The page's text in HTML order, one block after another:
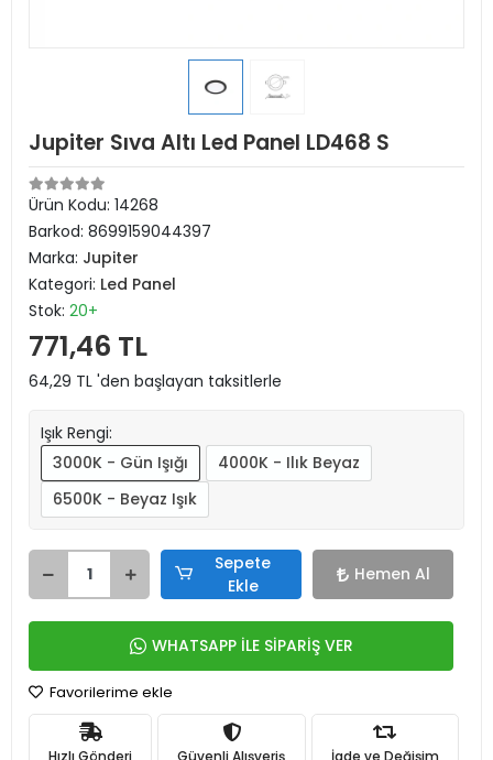
Jupiter Sıva Altı Led Panel LD468 S
Ürün Kodu: 14268
Barkod: 8699159044397
Marka: Jupiter
Kategori: Led Panel
Stok: 20+
771,46 TL
64,29 TL 'den başlayan taksitlerle
Işık Rengi:
3000K - Gün Işığı
4000K - Ilık Beyaz
6500K - Beyaz Işık
Sepete
Ekle
Hemen Al
WHATSAPP İLE SİPARİŞ VER
Favorilerime ekle
Hızlı Gönderi Güvenli Alışveriş İade ve Değişim